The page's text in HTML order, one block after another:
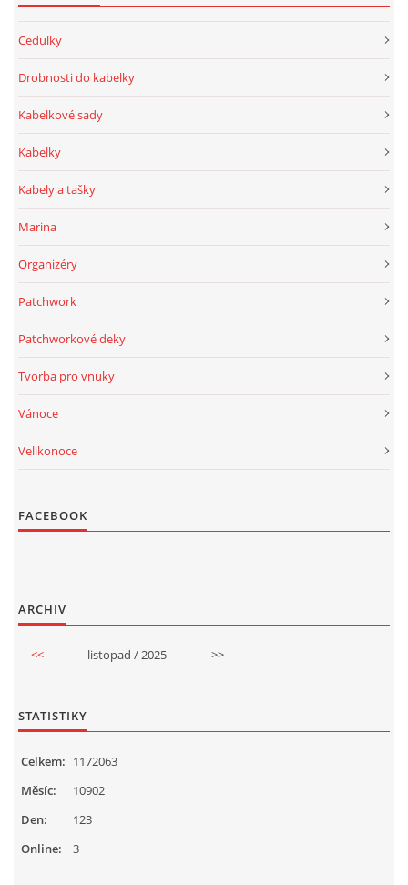
Cedulky
Drobnosti do kabelky
Kabelkové sady
Kabelky
Kabely a tašky
Marina
Organizéry
Patchwork
Patchworkové deky
Tvorba pro vnuky
Vánoce
Velikonoce
FACEBOOK
ARCHIV
<< listopad / 2025 >>
STATISTIKY
Online: 3
Celkem: 1172063
Měsíc:
10902
Den:
123